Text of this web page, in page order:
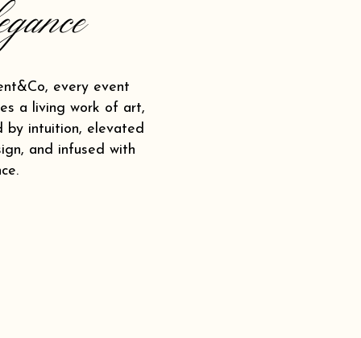
every event
a living work of art,
by intuition, elevated
and infused with